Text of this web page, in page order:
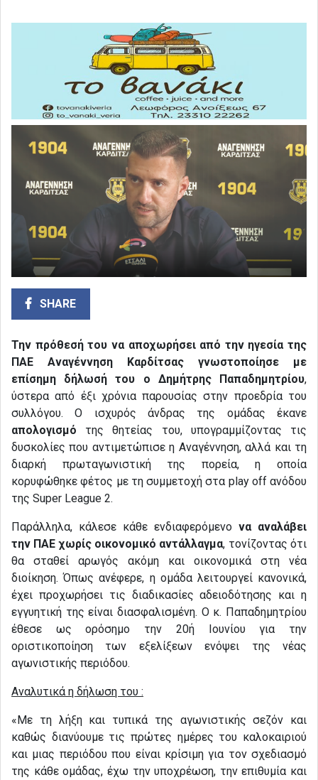
SHARE
Την πρόθεσή του να αποχωρήσει από την ηγεσία της
ΠΑΕ Αναγέννηση Καρδίτσας γνωστοποίησε με
επίσημη δήλωσή του ο Δημήτρης Παπαδημητρίου,
ύστερα από έξι χρόνια παρουσίας στην προεδρία του
συλλόγου. Ο ισχυρός άνδρας της ομάδας έκανε
απολογισμό της θητείας του, υπογραμμίζοντας τις
δυσκολίες που αντιμετώπισε η Αναγέννηση, αλλά και τη
διαρκή πρωταγωνιστική της πορεία, η οποία
κορυφώθηκε φέτος με τη συμμετοχή στα play off ανόδου
της Super League 2.
Παράλληλα, κάλεσε κάθε ενδιαφερόμενο να αναλάβει
την ΠΑΕ χωρίς οικονομικό αντάλλαγμα, τονίζοντας ότι
θα σταθεί αρωγός ακόμη και οικονομικά στη νέα
διοίκηση. Όπως ανέφερε, η ομάδα λειτουργεί κανονικά,
έχει προχωρήσει τις διαδικασίες αδειοδότησης και η
εγγυητική της είναι διασφαλισμένη. Ο κ. Παπαδημητρίου
έθεσε ως ορόσημο την 20ή Ιουνίου για την
οριστικοποίηση των εξελίξεων ενόψει της νέας
αγωνιστικής περιόδου.
Aναλυτικά η δήλωση του :
«Με τη λήξη και τυπικά της αγωνιστικής σεζόν και
καθώς διανύουμε τις πρώτες ημέρες του καλοκαιριού
και μιας περιόδου που είναι κρίσιμη για τον σχεδιασμό
της κάθε ομάδας, έχω την υποχρέωση, την επιθυμία και